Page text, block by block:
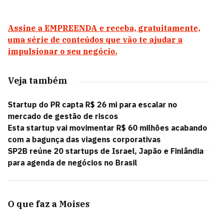
Assine a EMPREENDA e receba, gratuitamente,
uma série de conteúdos que vão te ajudar a
impulsionar o seu negócio.
Veja também
Startup do PR capta R$ 26 mi para escalar no
mercado de gestão de riscos
Esta startup vai movimentar R$ 60 milhões acabando
com a bagunça das viagens corporativas
SP2B reúne 20 startups de Israel, Japão e Finlândia
para agenda de negócios no Brasil
O que faz a Moises